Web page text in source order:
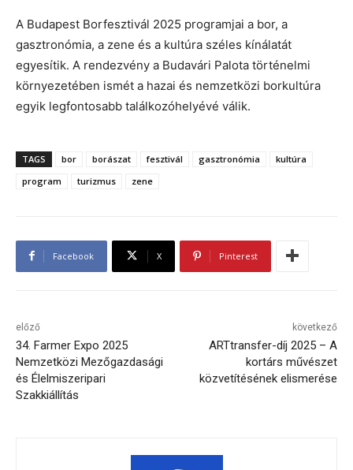
A Budapest Borfesztivál 2025 programjai a bor, a
gasztronómia, a zene és a kultúra széles kínálatát
egyesítik. A rendezvény a Budavári Palota történelmi
környezetében ismét a hazai és nemzetközi borkultúra
egyik legfontosabb találkozóhelyévé válik.
TAGS bor borászat fesztivál gasztronómia
kultúra
program
turizmus zene
Facebook X Pinterest
előző
34. Farmer Expo 2025
Nemzetközi Mezőgazdasági
és Élelmiszeripari
Szakkiállítás
következő
ARTtransfer-díj 2025 – A
kortárs művészet
közvetítésének elismerése